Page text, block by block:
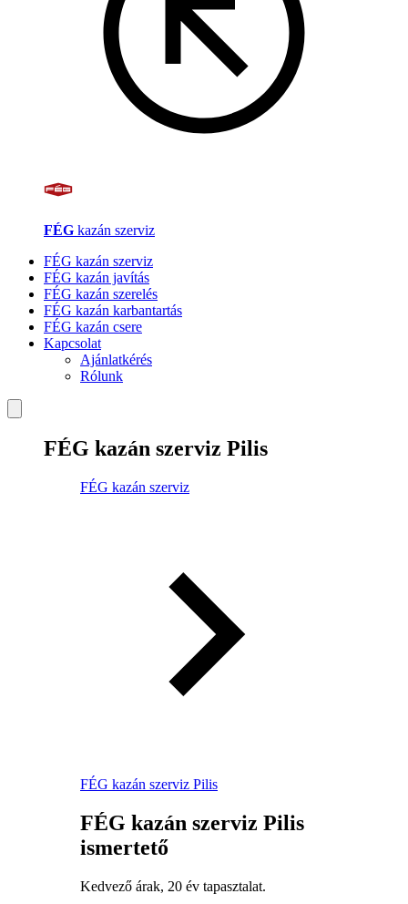
FÉG kazán szerviz
FÉG kazán szerviz
FÉG kazán javítás
FÉG kazán szerelés
FÉG kazán karbantartás
FÉG kazán csere
Kapcsolat
Ajánlatkérés
Rólunk
FÉG kazán szerviz Pilis
FÉG kazán szerviz
FÉG kazán szerviz Pilis
FÉG kazán szerviz Pilis
ismertető
Kedvező árak, 20 év tapasztalat.